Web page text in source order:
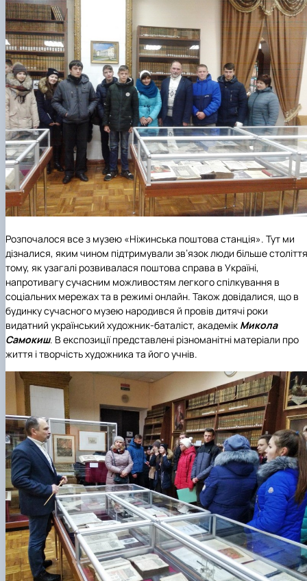
Розпочалося все з музею «Ніжинська поштова станція». Тут ми
дізналися, яким чином підтримували зв’язок люди більше століття
тому, як узагалі розвивалася поштова справа в Україні,
напротивагу сучасним можливостям легкого спілкування в
соціальних мережах та в режимі онлайн. Також довідалися, що в
будинку сучасного музею народився й провів дитячі роки
видатний український художник-баталіст, академік Микола
Самокиш. В експозиції представлені різноманітні матеріали про
життя і творчість художника та його учнів.